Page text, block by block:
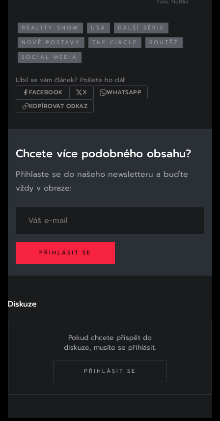
Foto: Netflix
REALITY SHOW USA
DALŠÍ SÉRIE
NOVÉ POSTAVY
THE CIRCLE
SOUTĚŽ
SOCIAL MEDIA
Líbil se vám článek? Pošlete ho dál!
FACEBOOK X
WHATSAPP
KOPÍROVAT ODKAZ
Chcete více podobného obsahu?
Přihlaste se do našeho newsletteru a buďte
vždy v obraze:
PŘIHLÁSIT SE
Diskuze
Pokud chcete přispět do
diskuze, musíte se přihlásit.
PŘIHLÁSIT SE